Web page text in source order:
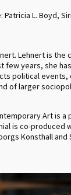
L. Boyd,
Lehnert is the
few years, she
political events,
of larger
Art is a
is co-produced
Konsthall and